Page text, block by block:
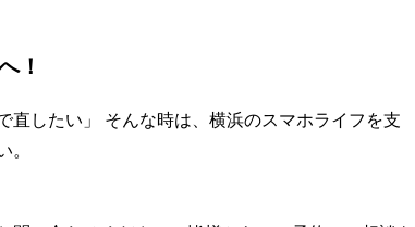
！
直したい」 そんな時は、横浜のスマホライフを支
。